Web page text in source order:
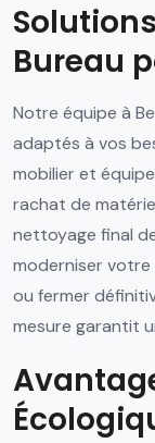
Bureau
Notre équipe à
adaptés à vos
mobilier et
rachat de
nettoyage final
moderniser votre
ou fermer
mesure garantit